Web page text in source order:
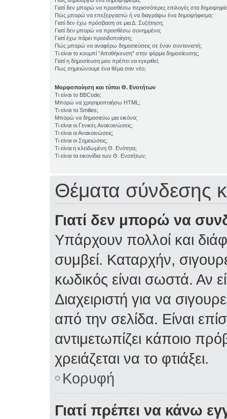
Γιατί δεν μπορώ να προσθέσω περισσότερες επιλογές στα
Πώς μπορώ να επεξεργαστώ ή να διαγράψω ένα δημοψήφισμα;
Γιατί δεν έχω πρόσβαση σε μια Δ. Συζήτηση;
Γιατί δεν μπορώ να προσθέσω συνημμένα;
Γιατί έχω πάρει προειδοποίηση;
Πώς μπορώ να αναφέρω δημοσιεύσεις σε έναν συντονιστή;
Τι είναι το κουμπί “Αποθήκευση” στην φόρμα δημοσίευσης;
Γιατί η δημοσίευση μου πρέπει να εγκριθεί;
Πως σημειώνουμε ένα θέμα σαν νέο;
Μορφοποίηση και τύποι Θ. Ενοτήτων
Τι είναι το BBCode;
Μπορώ να χρησιμοποιήσω HTML;
Τι είναι τα Smilies;
Μπορώ να δημοσιεύω μια εικόνα;
Τι είναι οι Γενικές Ανακοινώσεις;
Τι είναι οι Ανακοινώσεις;
Τι είναι οι Σημειώσεις;
Τι είναι η κλειδωμένη Θ. Ενότητα;
Τι είναι τα εικονίδια των Θ. Ενοτήτων;
Θέματα σύνδεσης
Γιατί δεν μπορώ να
Υπάρχουν πολλοί και
συμβεί. Καταρχήν,
κωδικός είναι σωστά. Αν
Διαχειριστή για να
από την σελίδα. Είναι
αντιμετωπίζει κάποιο
χρειάζεται να το φτιάξει.
Κορυφή
Γιατί πρέπει να κάνω